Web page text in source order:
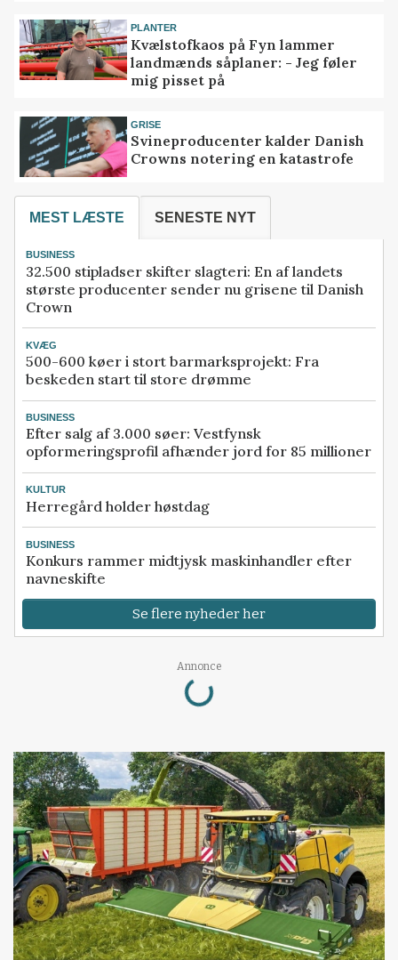
PLANTER
Kvælstofkaos på Fyn lammer
landmænds såplaner: - Jeg føler
mig pisset på
GRISE
Svineproducenter kalder Danish
Crowns notering en katastrofe
MEST LÆSTE SENESTE NYT
BUSINESS
32.500 stipladser skifter slagteri: En af landets
største producenter sender nu grisene til Danish
Crown
KVÆG
500-600 køer i stort barmarksprojekt: Fra
beskeden start til store drømme
BUSINESS
Efter salg af 3.000 søer: Vestfynsk
opformeringsprofil afhænder jord for 85 millioner
KULTUR
Herregård holder høstdag
BUSINESS
Konkurs rammer midtjysk maskinhandler efter
navneskifte
Se flere nyheder her
Annonce
Loading...